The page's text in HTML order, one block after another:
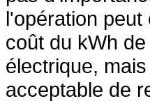
l'opération
coût du kWh
électrique,
acceptable de